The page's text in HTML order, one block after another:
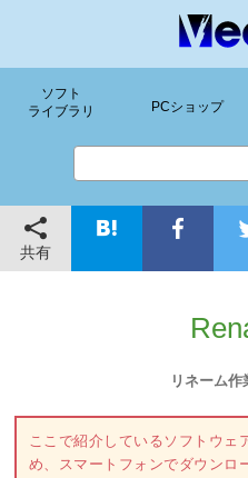
ソフト
ライブラリ
PCショップ
共有
リネーム作
ここで紹介しているソフトウェ
め、スマートフォンでダウンロ